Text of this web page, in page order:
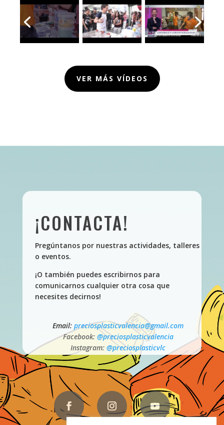
VER MÁS VÍDEOS
¡CONTACTA!
Pregúntanos por nuestras actividades, talleres
o eventos.
¡O también puedes escribirnos para
comunicarnos cualquier otra cosa que
necesites decirnos!
Email:preciosplasticvalencia@gmail.com
Facebook: @preciosplasticvalencia
Instagram:@preciosplasticvlc